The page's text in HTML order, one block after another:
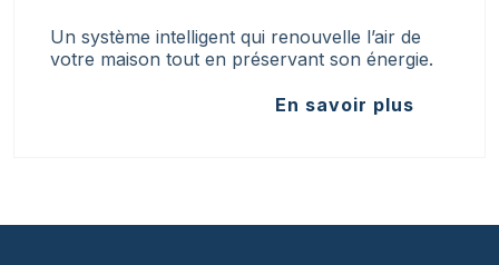
Un système intelligent qui renouvelle l’air de
votre maison tout en préservant son énergie.
En savoir plus